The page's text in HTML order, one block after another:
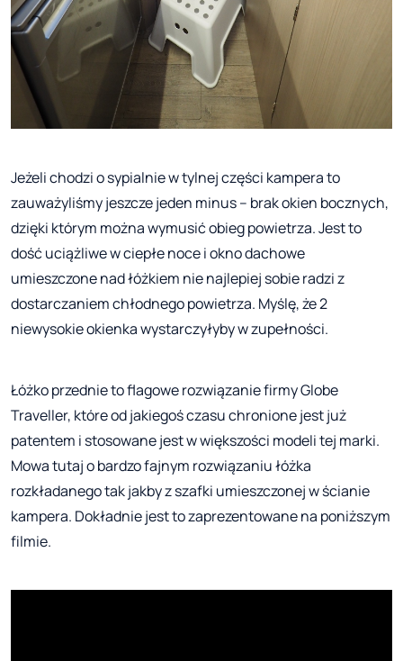
Jeżeli chodzi o sypialnie w tylnej części kampera to
zauważyliśmy jeszcze jeden minus – brak okien bocznych,
dzięki którym można wymusić obieg powietrza. Jest to
dość uciążliwe w ciepłe noce i okno dachowe
umieszczone nad łóżkiem nie najlepiej sobie radzi z
dostarczaniem chłodnego powietrza. Myślę, że 2
niewysokie okienka wystarczyłyby w zupełności.
Łóżko przednie to flagowe rozwiązanie firmy Globe
Traveller, które od jakiegoś czasu chronione jest już
patentem i stosowane jest w większości modeli tej marki.
Mowa tutaj o bardzo fajnym rozwiązaniu łóżka
rozkładanego tak jakby z szafki umieszczonej w ścianie
kampera. Dokładnie jest to zaprezentowane na poniższym
filmie.